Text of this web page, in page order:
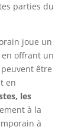
parties du
joue un
offrant un
être
en
les
à la
à